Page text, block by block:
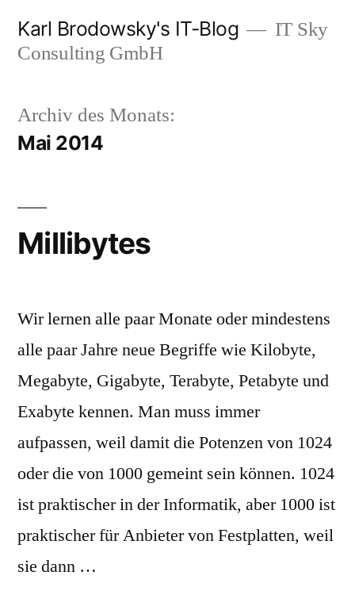
Inhalt
Karl Brodowsky's IT-Blog
IT Sky
Consulting GmbH
Archiv des Monats:
Mai 2014
Millibytes
Wir lernen alle paar Monate oder mindestens
alle paar Jahre neue Begriffe wie Kilobyte,
Megabyte, Gigabyte, Terabyte, Petabyte und
Exabyte kennen. Man muss immer
aufpassen, weil damit die Potenzen von 1024
oder die von 1000 gemeint sein können. 1024
ist praktischer in der Informatik, aber 1000 ist
praktischer für Anbieter von Festplatten, weil
sie dann …